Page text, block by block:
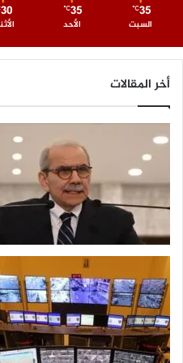
35
℃
السبت
35
℃
الأحد
30
أخر المقالات